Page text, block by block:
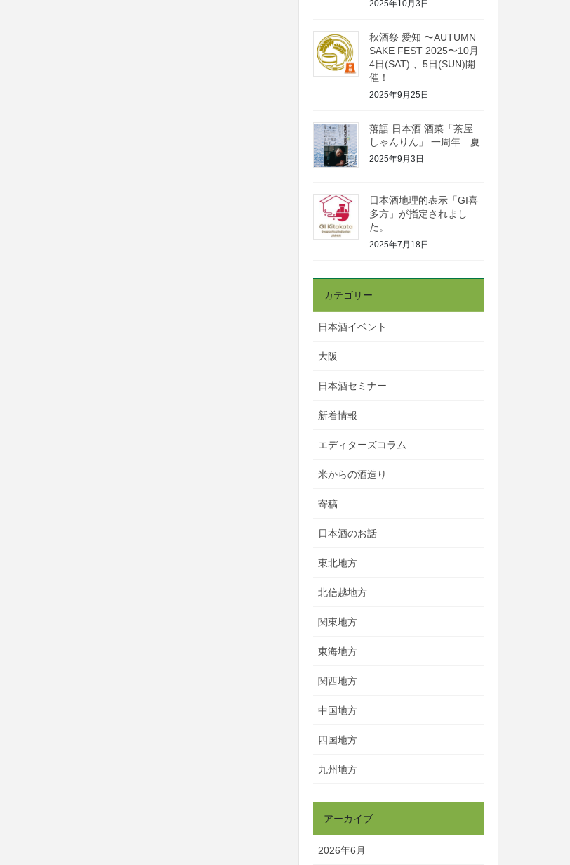
2025年10月3日
秋酒祭 愛知 〜AUTUMN
SAKE FEST 2025〜10月
4日(SAT) 、5日(SUN)開
催！
2025年9月25日
落語 日本酒 酒菜「茶屋
しゃんりん」 一周年 夏
2025年9月3日
日本酒地理的表示「GI喜
多方」が指定されまし
た。
2025年7月18日
カテゴリー
日本酒イベント
大阪
日本酒セミナー
新着情報
エディターズコラム
米からの酒造り
寄稿
日本酒のお話
東北地方
北信越地方
関東地方
東海地方
関西地方
中国地方
四国地方
九州地方
アーカイブ
2026年6月